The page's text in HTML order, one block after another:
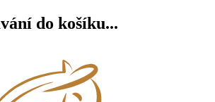
do košíku...